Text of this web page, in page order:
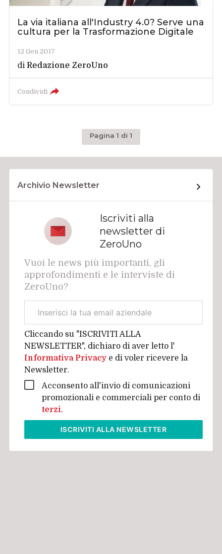
La via italiana all'Industry 4.0? Serve una
cultura per la Trasformazione Digitale
12 Gen 2017
diRedazione ZeroUno
Condividi
Pagina 1 di 1
Archivio Newsletter
Iscriviti alla
newsletter di
ZeroUno
Vuoi le news più importanti, gli
approfondimenti e le interviste di
ZeroUno?
aziendale
Cliccando su "ISCRIVITI ALLA
NEWSLETTER", dichiaro di aver letto l'
Informativa Privacy e di voler ricevere la
Newsletter.
Acconsento all'invio di comunicazioni
promozionali e commerciali per conto di
terzi.
ISCRIVITI ALLA NEWSLETTER